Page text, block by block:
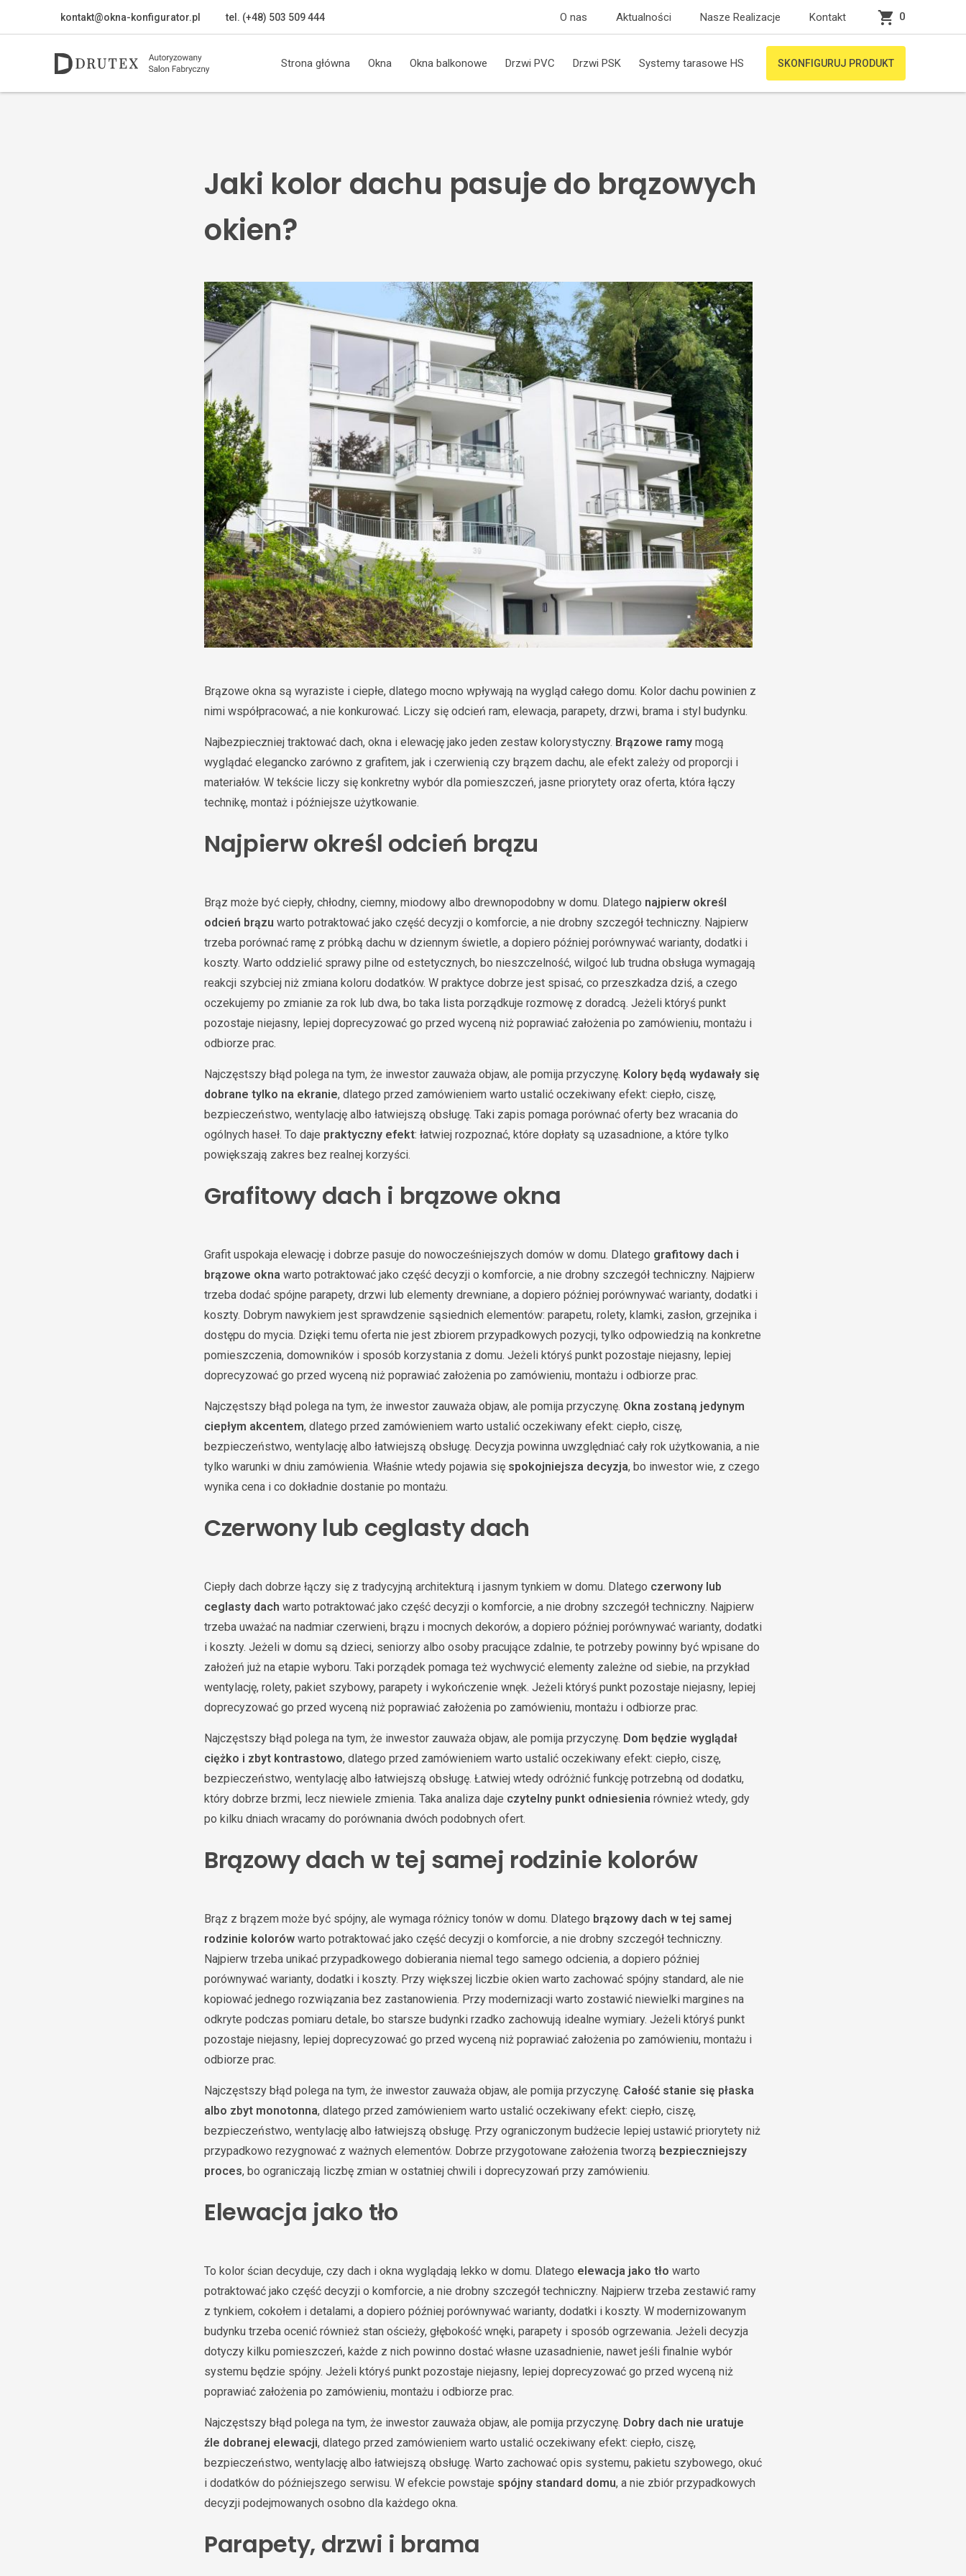
kontakt@okna-konfigurator.pl tel. (+48) 503 509 444 O nas Aktualności Nasze Realizacje Kontakt 0
Strona główna Okna Okna balkonowe Drzwi PVC Drzwi PSK Systemy tarasowe HS SKONFIGURUJ PRODUKT
Jaki kolor dachu pasuje do brązowych
okien?
Brązowe okna są wyraziste i ciepłe, dlatego mocno wpływają na wygląd całego domu. Kolor dachu powinien z
nimi współpracować, a nie konkurować. Liczy się odcień ram, elewacja, parapety, drzwi, brama i styl budynku.
Najbezpieczniej traktować dach, okna i elewację jako jeden zestaw kolorystyczny. Brązowe ramy mogą
wyglądać elegancko zarówno z grafitem, jak i czerwienią czy brązem dachu, ale efekt zależy od proporcji i
materiałów. W tekście liczy się konkretny wybór dla pomieszczeń, jasne priorytety oraz oferta, która łączy
technikę, montaż i późniejsze użytkowanie.
Najpierw określ odcień brązu
Brąz może być ciepły, chłodny, ciemny, miodowy albo drewnopodobny w domu. Dlatego najpierw określ
odcień brązu warto potraktować jako część decyzji o komforcie, a nie drobny szczegół techniczny. Najpierw
trzeba porównać ramę z próbką dachu w dziennym świetle, a dopiero później porównywać warianty, dodatki i
koszty. Warto oddzielić sprawy pilne od estetycznych, bo nieszczelność, wilgoć lub trudna obsługa wymagają
reakcji szybciej niż zmiana koloru dodatków. W praktyce dobrze jest spisać, co przeszkadza dziś, a czego
oczekujemy po zmianie za rok lub dwa, bo taka lista porządkuje rozmowę z doradcą. Jeżeli któryś punkt
pozostaje niejasny, lepiej doprecyzować go przed wyceną niż poprawiać założenia po zamówieniu, montażu i
odbiorze prac.
Najczęstszy błąd polega na tym, że inwestor zauważa objaw, ale pomija przyczynę. Kolory będą wydawały się
dobrane tylko na ekranie, dlatego przed zamówieniem warto ustalić oczekiwany efekt: ciepło, ciszę,
bezpieczeństwo, wentylację albo łatwiejszą obsługę. Taki zapis pomaga porównać oferty bez wracania do
ogólnych haseł. To daje praktyczny efekt: łatwiej rozpoznać, które dopłaty są uzasadnione, a które tylko
powiększają zakres bez realnej korzyści.
Grafitowy dach i brązowe okna
Grafit uspokaja elewację i dobrze pasuje do nowocześniejszych domów w domu. Dlatego grafitowy dach i
brązowe okna warto potraktować jako część decyzji o komforcie, a nie drobny szczegół techniczny. Najpierw
trzeba dodać spójne parapety, drzwi lub elementy drewniane, a dopiero później porównywać warianty, dodatki i
koszty. Dobrym nawykiem jest sprawdzenie sąsiednich elementów: parapetu, rolety, klamki, zasłon, grzejnika i
dostępu do mycia. Dzięki temu oferta nie jest zbiorem przypadkowych pozycji, tylko odpowiedzią na konkretne
pomieszczenia, domowników i sposób korzystania z domu. Jeżeli któryś punkt pozostaje niejasny, lepiej
doprecyzować go przed wyceną niż poprawiać założenia po zamówieniu, montażu i odbiorze prac.
Najczęstszy błąd polega na tym, że inwestor zauważa objaw, ale pomija przyczynę. Okna zostaną jedynym
ciepłym akcentem, dlatego przed zamówieniem warto ustalić oczekiwany efekt: ciepło, ciszę,
bezpieczeństwo, wentylację albo łatwiejszą obsługę. Decyzja powinna uwzględniać cały rok użytkowania, a nie
tylko warunki w dniu zamówienia. Właśnie wtedy pojawia się spokojniejsza decyzja, bo inwestor wie, z czego
wynika cena i co dokładnie dostanie po montażu.
Czerwony lub ceglasty dach
Ciepły dach dobrze łączy się z tradycyjną architekturą i jasnym tynkiem w domu. Dlatego czerwony lub
ceglasty dach warto potraktować jako część decyzji o komforcie, a nie drobny szczegół techniczny. Najpierw
trzeba uważać na nadmiar czerwieni, brązu i mocnych dekorów, a dopiero później porównywać warianty, dodatki
i koszty. Jeżeli w domu są dzieci, seniorzy albo osoby pracujące zdalnie, te potrzeby powinny być wpisane do
założeń już na etapie wyboru. Taki porządek pomaga też wychwycić elementy zależne od siebie, na przykład
wentylację, rolety, pakiet szybowy, parapety i wykończenie wnęk. Jeżeli któryś punkt pozostaje niejasny, lepiej
doprecyzować go przed wyceną niż poprawiać założenia po zamówieniu, montażu i odbiorze prac.
Najczęstszy błąd polega na tym, że inwestor zauważa objaw, ale pomija przyczynę. Dom będzie wyglądał
ciężko i zbyt kontrastowo, dlatego przed zamówieniem warto ustalić oczekiwany efekt: ciepło, ciszę,
bezpieczeństwo, wentylację albo łatwiejszą obsługę. Łatwiej wtedy odróżnić funkcję potrzebną od dodatku,
który dobrze brzmi, lecz niewiele zmienia. Taka analiza daje czytelny punkt odniesienia również wtedy, gdy
po kilku dniach wracamy do porównania dwóch podobnych ofert.
Brązowy dach w tej samej rodzinie kolorów
Brąz z brązem może być spójny, ale wymaga różnicy tonów w domu. Dlatego brązowy dach w tej samej
rodzinie kolorów warto potraktować jako część decyzji o komforcie, a nie drobny szczegół techniczny.
Najpierw trzeba unikać przypadkowego dobierania niemal tego samego odcienia, a dopiero później
porównywać warianty, dodatki i koszty. Przy większej liczbie okien warto zachować spójny standard, ale nie
kopiować jednego rozwiązania bez zastanowienia. Przy modernizacji warto zostawić niewielki margines na
odkryte podczas pomiaru detale, bo starsze budynki rzadko zachowują idealne wymiary. Jeżeli któryś punkt
pozostaje niejasny, lepiej doprecyzować go przed wyceną niż poprawiać założenia po zamówieniu, montażu i
odbiorze prac.
Najczęstszy błąd polega na tym, że inwestor zauważa objaw, ale pomija przyczynę. Całość stanie się płaska
albo zbyt monotonna, dlatego przed zamówieniem warto ustalić oczekiwany efekt: ciepło, ciszę,
bezpieczeństwo, wentylację albo łatwiejszą obsługę. Przy ograniczonym budżecie lepiej ustawić priorytety niż
przypadkowo rezygnować z ważnych elementów. Dobrze przygotowane założenia tworzą bezpieczniejszy
proces, bo ograniczają liczbę zmian w ostatniej chwili i doprecyzowań przy zamówieniu.
Elewacja jako tło
To kolor ścian decyduje, czy dach i okna wyglądają lekko w domu. Dlatego elewacja jako tło warto
potraktować jako część decyzji o komforcie, a nie drobny szczegół techniczny. Najpierw trzeba zestawić ramy
z tynkiem, cokołem i detalami, a dopiero później porównywać warianty, dodatki i koszty. W modernizowanym
budynku trzeba ocenić również stan ościeży, głębokość wnęki, parapety i sposób ogrzewania. Jeżeli decyzja
dotyczy kilku pomieszczeń, każde z nich powinno dostać własne uzasadnienie, nawet jeśli finalnie wybór
systemu będzie spójny. Jeżeli któryś punkt pozostaje niejasny, lepiej doprecyzować go przed wyceną niż
poprawiać założenia po zamówieniu, montażu i odbiorze prac.
Najczęstszy błąd polega na tym, że inwestor zauważa objaw, ale pomija przyczynę. Dobry dach nie uratuje
źle dobranej elewacji, dlatego przed zamówieniem warto ustalić oczekiwany efekt: ciepło, ciszę,
bezpieczeństwo, wentylację albo łatwiejszą obsługę. Warto zachować opis systemu, pakietu szybowego, okuć
i dodatków do późniejszego serwisu. W efekcie powstaje spójny standard domu, a nie zbiór przypadkowych
decyzji podejmowanych osobno dla każdego okna.
Parapety, drzwi i brama